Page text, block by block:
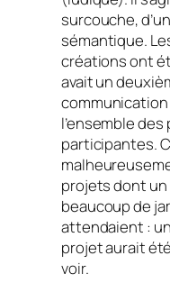
surcouche,
sémantique.
créations ont
avait un
l’ensemble
participantes.
projets dont
beaucoup de
attendaient :
projet aurait
voir.